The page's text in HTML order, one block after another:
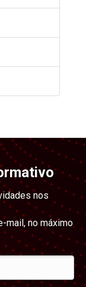
nos
mail, no máximo